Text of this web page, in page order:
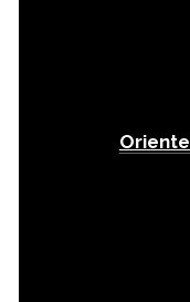
Oriente